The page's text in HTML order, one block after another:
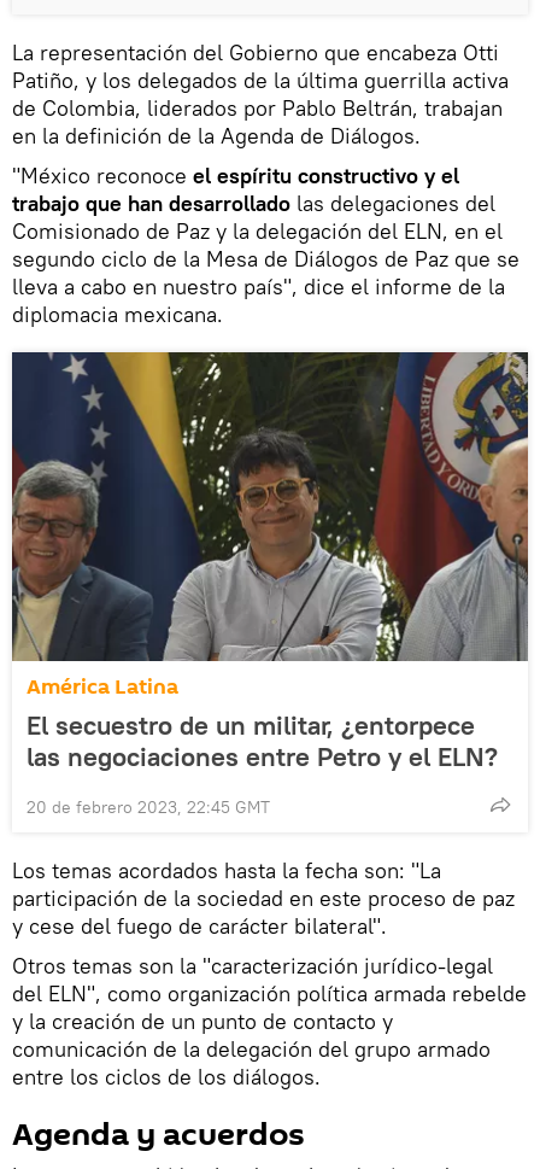
La representación del Gobierno que encabeza Otti
Patiño, y los delegados de la última guerrilla activa
de Colombia, liderados por Pablo Beltrán, trabajan
en la definición de la Agenda de Diálogos.
"México reconoce el espíritu constructivo y el
trabajo que han desarrollado las delegaciones del
Comisionado de Paz y la delegación del ELN, en el
segundo ciclo de la Mesa de Diálogos de Paz que se
lleva a cabo en nuestro país", dice el informe de la
diplomacia mexicana.
América Latina
El secuestro de un militar, ¿entorpece
las negociaciones entre Petro y el ELN?
20 de febrero 2023, 22:45 GMT
Los temas acordados hasta la fecha son: "La
participación de la sociedad en este proceso de paz
y cese del fuego de carácter bilateral".
Otros temas son la "caracterización jurídico-legal
del ELN", como organización política armada rebelde
y la creación de un punto de contacto y
comunicación de la delegación del grupo armado
entre los ciclos de los diálogos.
Agenda y acuerdos